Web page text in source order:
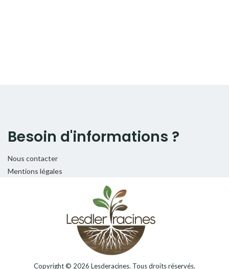
Besoin d'informations ?
Nous contacter
Mentions légales
Copyright © 2026 Lesderacines. Tous droits réservés.